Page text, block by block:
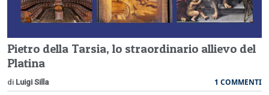
Pietro della Tarsia, lo straordinario allievo del
Platina
di Luigi Silla 1 COMMENTI